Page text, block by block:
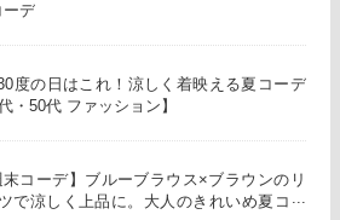
ーデ
度の日はこれ！涼しく着映える夏コーデ
・50代 ファッション】
末コーデ】ブルーブラウス×ブラウンのリ
で涼しく上品に。大人のきれいめ夏コー